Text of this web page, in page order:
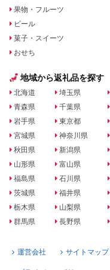
果物・フルーツ
ビール
菓子・スイーツ
おせち
地域から返礼品を探す
北海道
青森県
岩手県
宮城県
秋田県
山形県
福島県
茨城県
栃木県
群馬県
埼玉県
千葉県
東京都
神奈川県
新潟県
富山県
石川県
福井県
山梨県
長野県
運営会社 サイトマップ